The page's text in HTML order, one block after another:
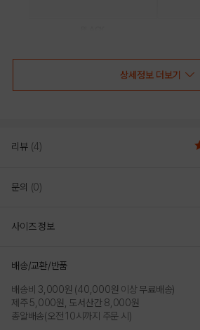
PRODUCT VIEW
상세정보 더보기
리뷰 (4)
문의 (0)
사이즈 정보
배송/교환/반품
배송비 3,000원 (40,000원 이상 무료배송)
제주 5,000원, 도서산간 8,000원
총알배송(오전 10시까지 주문 시)